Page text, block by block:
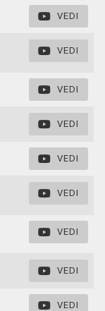
VEDI
VEDI
VEDI
VEDI
VEDI
VEDI
VEDI
VEDI
VEDI